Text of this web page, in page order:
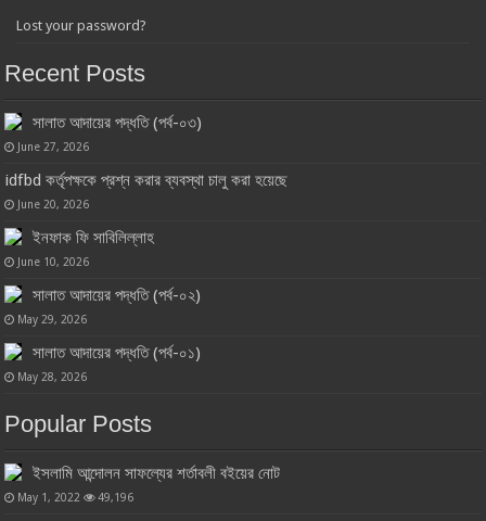
Lost your password?
Recent Posts
সালাত আদায়ের পদ্ধতি (পর্ব-০৩)
June 27, 2026
idfbd কর্তৃপক্ষকে প্রশ্ন করার ব্যবস্থা চালু করা হয়েছে
June 20, 2026
ইনফাক ফি সাবিলিল্লাহ
June 10, 2026
সালাত আদায়ের পদ্ধতি (পর্ব-০২)
May 29, 2026
সালাত আদায়ের পদ্ধতি (পর্ব-০১)
May 28, 2026
Popular Posts
ইসলামি আন্দোলন সাফল্যের শর্তাবলী বইয়ের নোট
May 1, 2022 49,196